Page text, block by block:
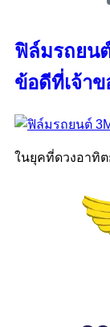
ฟิล์มรถยน
ข้อดีที่เจ้า
ในยุคที่ดวงอาทิ